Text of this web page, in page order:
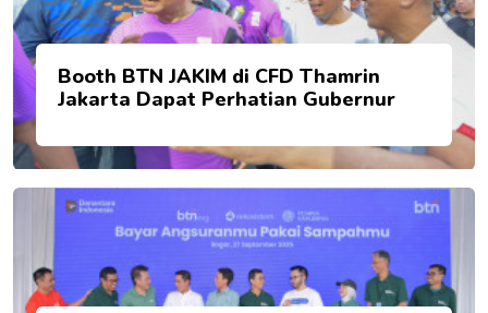
Booth BTN JAKIM di CFD Thamrin
Jakarta Dapat Perhatian Gubernur